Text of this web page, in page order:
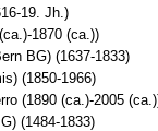
19. Jh.)
1870 (ca.))
BG) (1637-1833)
(1850-1966)
(1890 (ca.)-2005
(1484-1833)